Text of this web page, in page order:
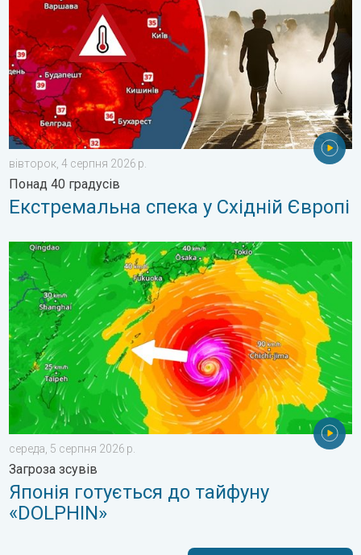
вівторок, 4 серпня 2026 р.
Понад 40 градусів
Екстремальна спека у Східній Європі
Японія готується до тайфуну «DOLPHIN». Загроза зсувів.
середа, 5 серпня 2026 р.
Загроза зсувів
Японія готується до тайфуну
«DOLPHIN»